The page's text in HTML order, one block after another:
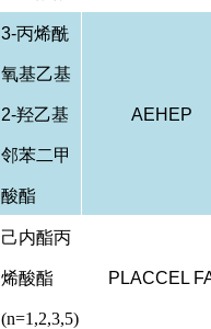
3-丙烯酰
氧基乙基
2-羟乙基
邻苯二甲
酸酯
AEHEP
己内酯丙
烯酸酯
(n=1,2,3,5)
PLACCEL